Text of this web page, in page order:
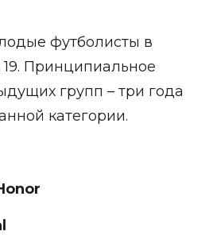
футболисты в
19. Принципиальное
групп – три года
категории.